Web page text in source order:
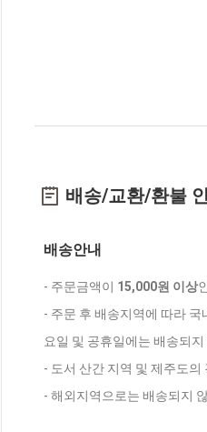
배송/교환/환불
배송안내
- 주문금액이 15,000원 이상
- 주문 후 배송지역에 따라
요일 및 공휴일에는 배송되
- 도서 산간 지역 및 제주도
- 해외지역으로는 배송되지